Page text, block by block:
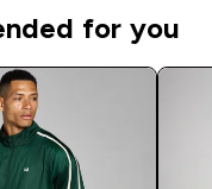
for you